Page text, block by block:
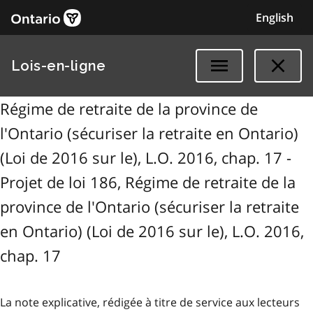
English
Lois-en-ligne
Régime de retraite de la province de
l'Ontario (sécuriser la retraite en Ontario)
(Loi de 2016 sur le), L.O. 2016, chap. 17 -
Projet de loi 186, Régime de retraite de la
province de l'Ontario (sécuriser la retraite
en Ontario) (Loi de 2016 sur le), L.O. 2016,
chap. 17
La note explicative, rédigée à titre de service aux lecteurs